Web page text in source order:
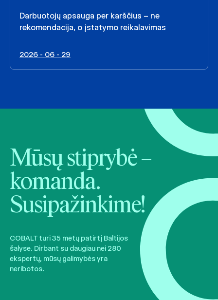
Darbuotojų apsauga per karščius – ne
rekomendacija, o įstatymo reikalavimas
2026 - 06 - 29
Mūsų stiprybė –
komanda.
Susipažinkime!
COBALT turi 35 metų patirtį Baltijos
šalyse. Dirbant su daugiau nei 280
ekspertų, mūsų galimybės yra
neribotos.